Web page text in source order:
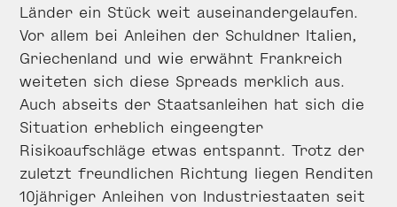
Länder ein Stück weit auseinandergelaufen.
Vor allem bei Anleihen der Schuldner Italien,
Griechenland und wie erwähnt Frankreich
weiteten sich diese Spreads merklich aus.
Auch abseits der Staatsanleihen hat sich die
Situation erheblich eingeengter
Risikoaufschläge etwas entspannt. Trotz der
zuletzt freundlichen Richtung liegen Renditen
10jähriger Anleihen von Industriestaaten seit